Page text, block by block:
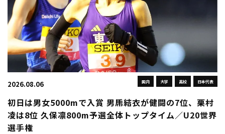
国内 大学 高校 日本代表
2026.08.06
初日は男女5000mで入賞 男乕結衣が健闘の7位、栗村
凌は8位 久保凛800m予選全体トップタイム／U20世界
選手権